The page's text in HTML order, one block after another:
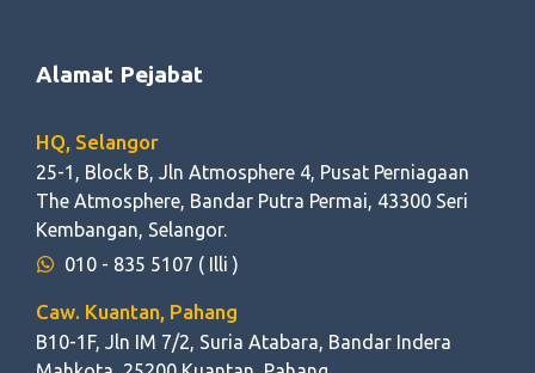
Alamat Pejabat
HQ, Selangor
25-1, Block B, Jln Atmosphere 4, Pusat Perniagaan
The Atmosphere, Bandar Putra Permai, 43300 Seri
Kembangan, Selangor.
010 - 835 5107 ( Illi )
Caw. Kuantan, Pahang
B10-1F, Jln IM 7/2, Suria Atabara, Bandar Indera